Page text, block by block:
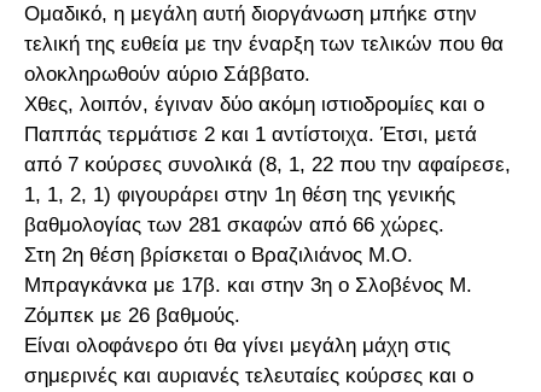
Ομαδικό, η μεγάλη αυτή διοργάνωση μπήκε στην
τελική της ευθεία με την έναρξη των τελικών που θα
ολοκληρωθούν αύριο Σάββατο.
Χθες, λοιπόν, έγιναν δύο ακόμη ιστιοδρομίες και ο
Παππάς τερμάτισε 2 και 1 αντίστοιχα. Έτσι, μετά
από 7 κούρσες συνολικά (8, 1, 22 που την αφαίρεσε,
1, 1, 2, 1) φιγουράρει στην 1η θέση της γενικής
βαθμολογίας των 281 σκαφών από 66 χώρες.
Στη 2η θέση βρίσκεται ο Βραζιλιάνος Μ.Ο.
Μπραγκάνκα με 17β. και στην 3η ο Σλοβένος Μ.
Ζόμπεκ με 26 βαθμούς.
Είναι ολοφάνερο ότι θα γίνει μεγάλη μάχη στις
σημερινές και αυριανές τελευταίες κούρσες και ο